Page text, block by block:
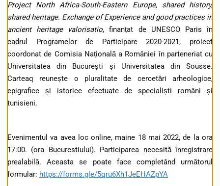
Project North Africa-South-Eastern Europe, shared history,
shared heritage. Exchange of Experience and good practices in
ancient heritage valorisatio, finanțat de UNESCO Paris în
cadrul Programelor de Participare 2020-2021, proiect
coordonat de Comisia Națională a României în parteneriat cu
Universitatea din București și Universitatea din Sousse.
Carteaq reunește o pluralitate de cercetări arheologice,
epigrafice și istorice efectuate de specialiști români și
tunisieni.
Evenimentul va avea loc online, maine 18 mai 2022, de la ora
17:00. (ora Bucurestiului). Participarea necesită înregistrare
prealabilă. Aceasta se poate face completând următorul
formular: https://forms.gle/5qru6Xh1JeEHAZpYA